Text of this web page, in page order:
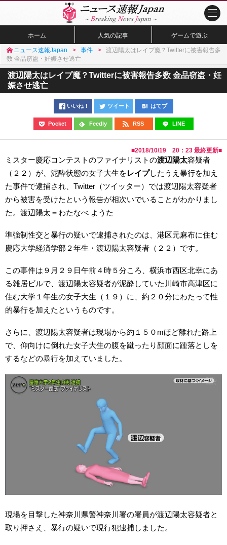
ホーム 人気の記事 ゲームで遊ぶ
ニュース速報Japan 事件
渡辺陽太はレイプ魔？Twitterに被害報告多
数 金品窃盗・妊娠させ逃亡
渡辺陽太はレイプ魔？Twitterに被害報告多数 金品窃盗・妊
娠させ逃亡
いいね！ ツイート はてブ
Pocket Feedly RSS LINE
■2018/10/19 20：23 最終更新■
ミスター慶応コンテストのファイナリストの渡辺陽太容疑者
（２２）が、泥酔状態の女子大生をレイプしたうえ暴行を加え
た事件で逮捕され、Twitter（ツイッター）では渡辺陽太容疑者
から被害を受けたという報告が相次いでいることがわかりまし
た。渡辺陽太＝わたなべ ようた
準強制性交と暴行の疑いで逮捕されたのは、港区元麻布に住む
慶応大学経済学部２年生・渡辺陽太容疑者（２２）です。
この事件は９月２９日午前４時５分ころ、横浜市西区北幸にあ
る雑居ビルで、渡辺陽太容疑者が泥酔していた川崎市高津区に
住む大学１年生の女子大生（１９）に、約２０分にわたって性
的暴行を加えたというものです。
さらに、渡辺陽太容疑者は現場から約１５０mほど離れた路上
で、仰向けに倒れた女子大生の腹を蹴ったり顔面に踵落としを
するなどの暴行を加えていました。
現場を目撃した神奈川県警神奈川署の署員が渡辺陽太容疑者と
取り押さえ、暴行の疑いで現行犯逮捕しました。